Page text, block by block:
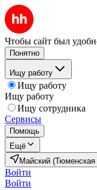
Чтобы сайт был
Понятно
Ищу работу
Ищу работу
Ищу работу
Ищу сотрудника
Сервисы
Помощь
Ещё
Майский (Тюменская
Войти
Войти